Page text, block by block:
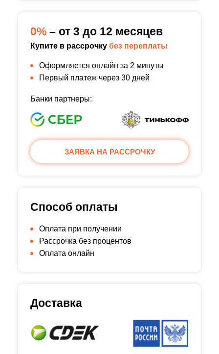
0% – от 3 до 12 месяцев
Купите в рассрочку без переплаты
Оформляется онлайн за 2 минуты
Первый платеж через 30 дней
Банки партнеры:
ЗАЯВКА НА РАССРОЧКУ
Способ оплаты
Оплата при получении
Рассрочка без процентов
Оплата онлайн
Доставка